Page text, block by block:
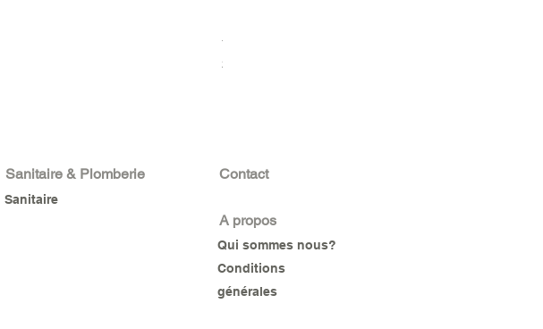
DISJONCTEUR SUR RAIL MONOPHASE 2P 32A LEGRAND
Prix
23 000 F CFA
Sanitaire & Plomberie
Sanitaire
Contact
A propos
Qui sommes nous?
Conditions
générales